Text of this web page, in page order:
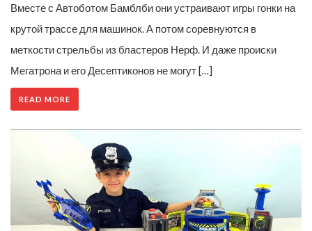
Вместе с Автоботом Бамблби они устраивают игры гонки на
крутой трассе для машинок. А потом соревнуются в
меткости стрельбы из бластеров Нерф. И даже происки
Мегатрона и его Десептиконов не могут […]
READ MORE